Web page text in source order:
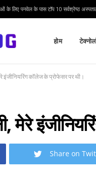
के लिए पनवेल के पास टॉप 10 सर्वश्रेष्ठ
होम
इंजीनियरिंग कॉलेज के प्रोफेसर पर थी।
मेरे
Share on